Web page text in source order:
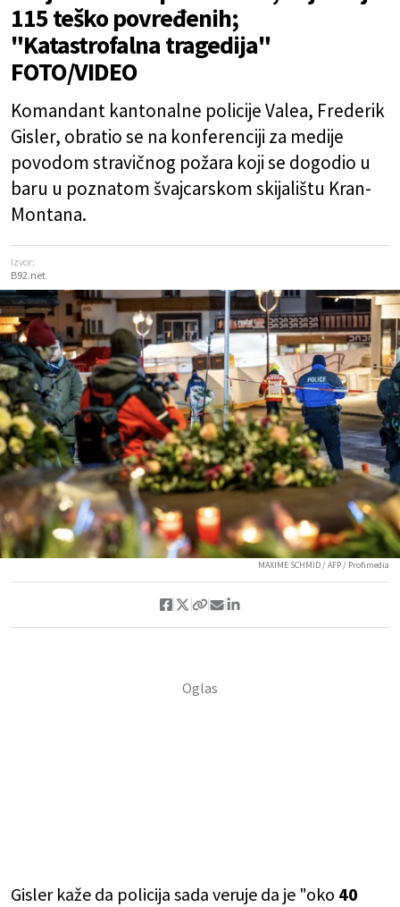
115 teško povređenih;
"Katastrofalna tragedija"
FOTO/VIDEO
Komandant kantonalne policije Valea, Frederik
Gisler, obratio se na konferenciji za medije
povodom stravičnog požara koji se dogodio u
baru u poznatom švajcarskom skijalištu Kran-
Montana.
Izvor:
B92.net
MAXIME SCHMID / AFP / Profimedia
Gisler kaže da policija sada veruje da je "oko 40